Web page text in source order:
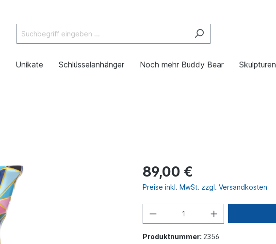
Unikate Schlüsselanhänger Noch mehr Buddy Bear Skulpturen
89,00 €
Preise inkl. MwSt. zzgl. Versandkosten
Produktnummer: 2356